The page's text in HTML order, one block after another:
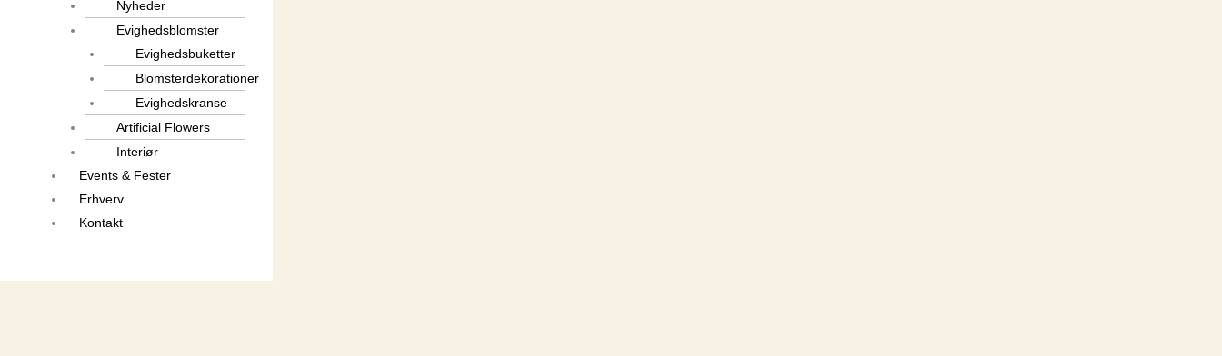
Nyheder
Evighedsblomster
Evighedsbuketter
Blomsterdekorationer
Evighedskranse
Artificial Flowers
Interiør
Events & Fester
Erhverv
Kontakt